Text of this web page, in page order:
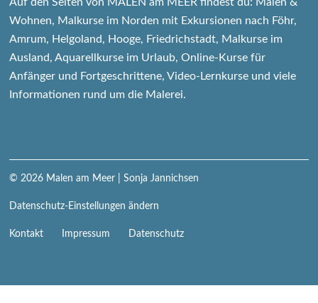
Wohnen, Malkurse im Norden mit Exkursionen nach Föhr,
Amrum, Helgoland, Hooge, Friedrichstadt, Malkurse im
Ausland, Aquarellkurse im Urlaub, Online-Kurse für
Anfänger und Fortgeschrittene, Video-Lernkurse und viele
Informationen rund um die Malerei.
© 2026 Malen am Meer | Sonja Jannichsen
Datenschutz-Einstellungen ändern
Navigation
Kontakt Impressum Datenschutz